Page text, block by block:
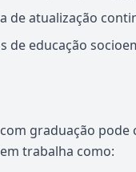
de atualização
de educação
graduação pode
trabalha como: